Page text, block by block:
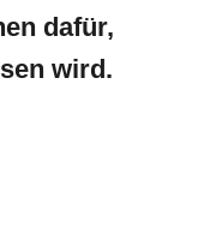
dafür,
wird.